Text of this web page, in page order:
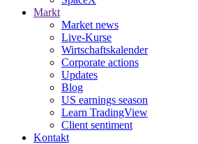
Markt
Market news
Live-Kurse
Wirtschaftskalender
Corporate actions
Updates
Blog
US earnings season
Learn TradingView
Client sentiment
Kontakt